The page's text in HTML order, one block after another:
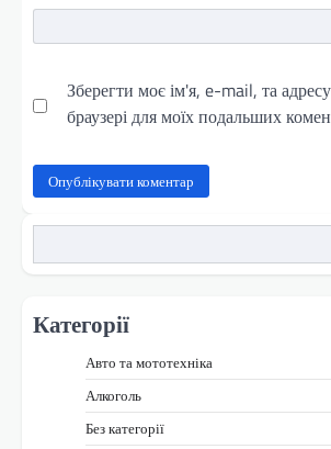
Зберегти моє ім'я, e-mail, та
браузері для моїх подальших
Категорії
Авто та мототехніка
Алкоголь
Без категорії